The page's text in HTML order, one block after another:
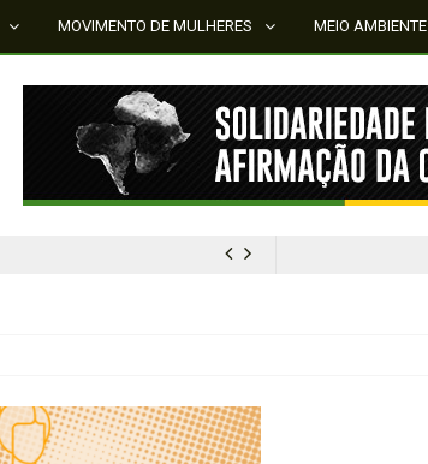
MOVIMENTO DE MULHERES MEIO AMBIENTE